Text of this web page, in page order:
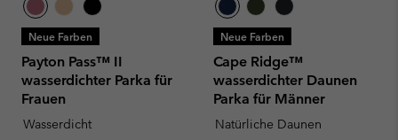
Neue Farben
Payton Pass™ II
wasserdichter Parka für
Frauen
Wasserdicht
Neue Farben
Cape Ridge™
wasserdichter Daunen
Parka für Männer
Natürliche Daunen